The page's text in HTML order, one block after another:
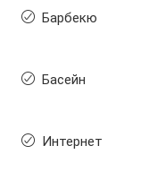
Барбекю
Басейн
Интернет